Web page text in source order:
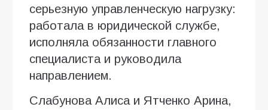
серьезную управленческую нагрузку:
работала в юридической службе,
исполняла обязанности главного
специалиста и руководила
направлением.
Слабунова Алиса и Ятченко Арина,